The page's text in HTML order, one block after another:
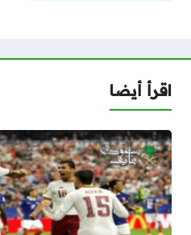
اقرأ أيضا